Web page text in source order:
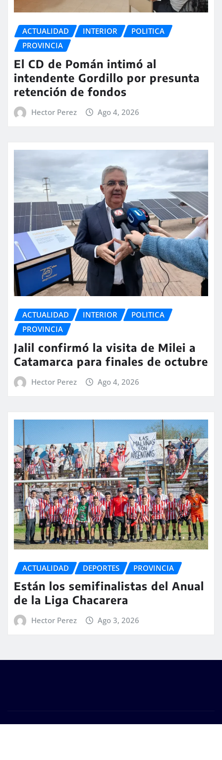
ACTUALIDAD INTERIOR
POLITICA
PROVINCIA
El CD de Pomán intimó al
intendente Gordillo por presunta
retención de fondos
Hector Perez Ago 4, 2026
ACTUALIDAD INTERIOR
POLITICA
PROVINCIA
Jalil confirmó la visita de Milei a
Catamarca para finales de octubre
Hector Perez Ago 4, 2026
ACTUALIDAD DEPORTES PROVINCIA
Están los semifinalistas del Anual
de la Liga Chacarera
Hector Perez Ago 3, 2026